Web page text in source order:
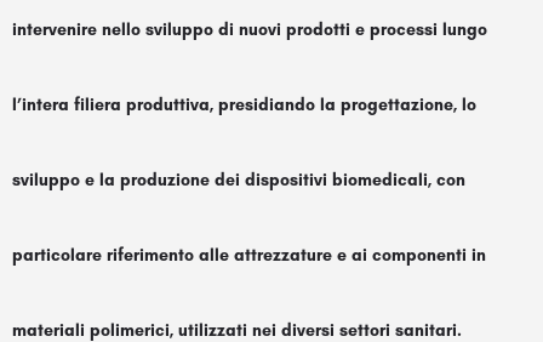
intervenire nello sviluppo di nuovi prodotti e processi lungo
l’intera filiera produttiva, presidiando la progettazione, lo
sviluppo e la produzione dei dispositivi biomedicali, con
particolare riferimento alle attrezzature e ai componenti in
materiali polimerici, utilizzati nei diversi settori sanitari.